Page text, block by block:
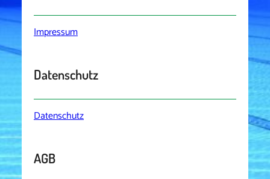
Impressum
Datenschutz
Datenschutz
AGB